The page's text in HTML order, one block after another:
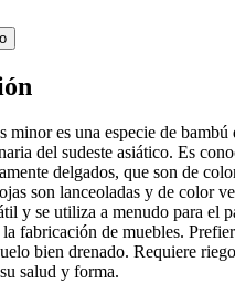
minor es una especie de bambú
del sudeste asiático. Es
delgados, que son de
son lanceoladas y de color
y se utiliza a menudo para el
fabricación de muebles.
bien drenado. Requiere
salud y forma.